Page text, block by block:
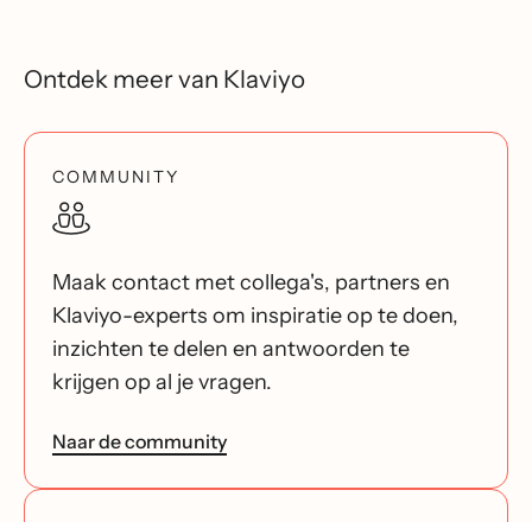
Ontdek meer van Klaviyo
COMMUNITY
Maak contact met collega's, partners en
Klaviyo-experts om inspiratie op te doen,
inzichten te delen en antwoorden te
krijgen op al je vragen.
Naar de community